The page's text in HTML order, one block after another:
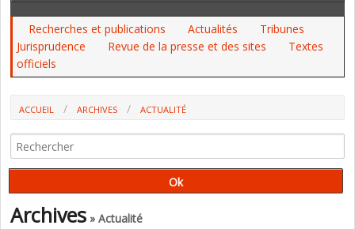
Recherches et publications Actualités
Tribunes
Jurisprudence
Revue de la presse et des sites
Textes
officiels
ACCUEIL ARCHIVES ACTUALITÉ
Archives » Actualité